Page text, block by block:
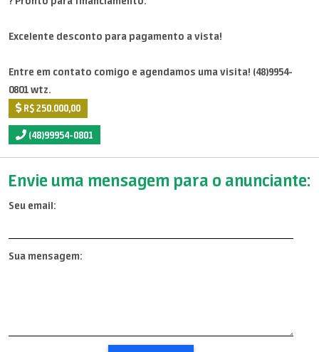
Excelente desconto para pagamento a vista!
Entre em contato comigo e agendamos uma visita! (48)9954-
0801 wtz.
R$ 250.000,00
(48)99954-0801
Envie uma mensagem para o anunciante:
Seu email:
Sua mensagem: